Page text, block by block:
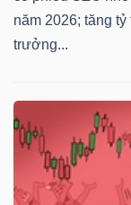
năm 2026; tăng
trưởng...